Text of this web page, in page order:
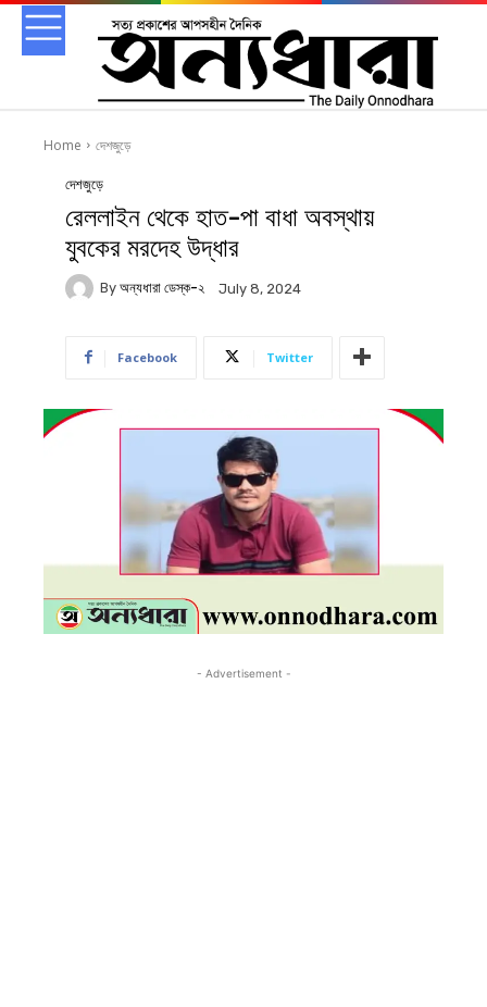
Home দেশজুড়ে
দেশজুড়ে
রেললাইন থেকে হাত-পা বাধা অবস্থায়
যুবকের মরদেহ উদ্ধার
By অন্যধারা ডেস্ক-২ July 8, 2024
Facebook Twitter
- Advertisement -